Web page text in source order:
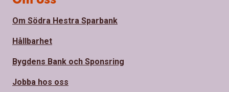
Om Södra Hestra Sparbank
Hållbarhet
Bygdens Bank och Sponsring
Jobba hos oss